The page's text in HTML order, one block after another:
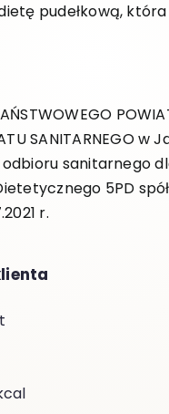
pudełkową, która
SANITARNEGO w
sanitarnego
5PD
r.